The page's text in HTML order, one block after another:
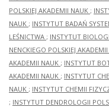
POLSKIEJ AKADEMII NAUK ;
NAUK ; INSTYTUT BADAŃ
LEŚNICTWA ; INSTYTUT
NENCKIEGO POLSKIEJ
AKADEMII NAUK ; INSTYTUT
AKADEMII NAUK ; INSTYTUT
NAUK ; INSTYTUT CHEMII
; INSTYTUT DENDROLOGII